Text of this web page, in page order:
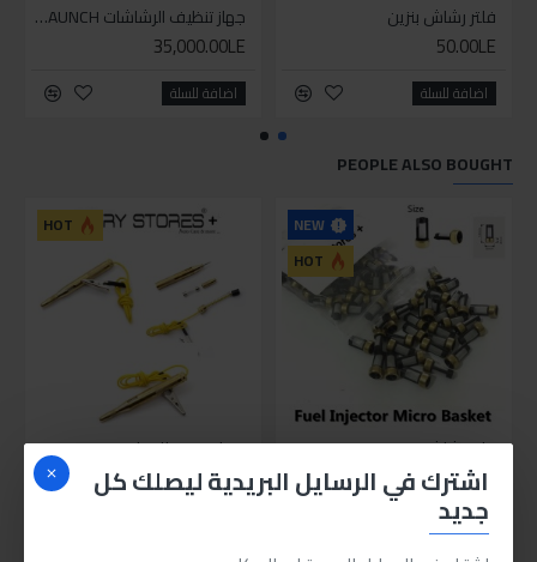
اشترك في الرسايل البريدية ليصلك كل
جديد
فلتر رشاش بنزين
50.00LE
اضافة للسلة
جهاز تنظيف الرشاشات LAUNCH موديل CNC 602A
35,000.00LE
اضافة للسلة
PEOPLE ALSO BOUGHT
NEW
HOT
فلتر رشاش بنزين
50.00LE
اضافة للسلة
HOT
مفك تست للسيارة
160.00LE